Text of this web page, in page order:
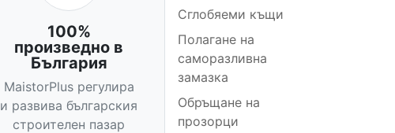
100%
произведно в
България
MaistorPlus регулира
и развива българския
строителен пазар
Сглобяеми къщи
Полагане на
саморазливна
замазка
Обръщане на
прозорци